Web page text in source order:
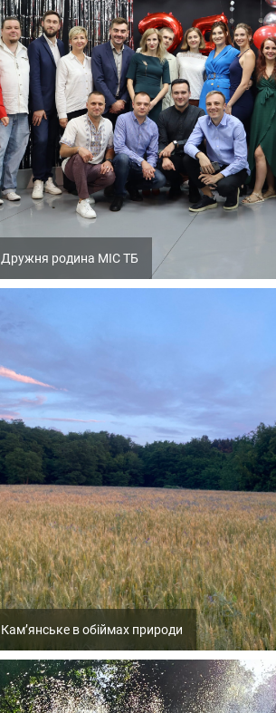
Дружня родина МІС ТБ
Кам’янське в обіймах природи